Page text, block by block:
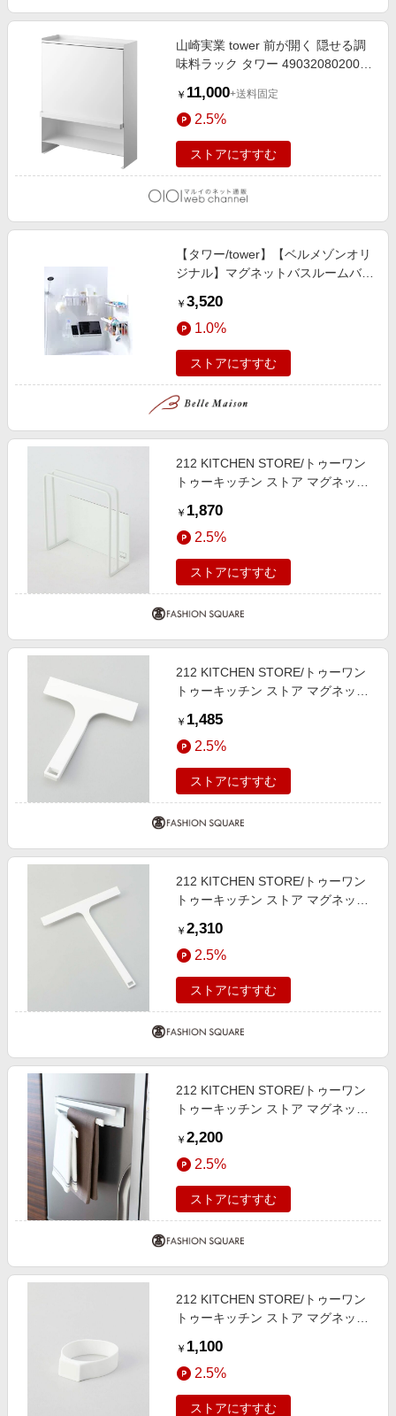
山崎実業 tower 前が開く 隠せる調
味料ラック タワー 4903208020091
￥ 11,000+送料固定
2.5%
ストアにすすむ
【タワー/tower】【ベルメゾンオリ
ジナル】マグネットバスルームバス
￥ 3,520
1.0%
ストアにすすむ
212 KITCHEN STORE/トゥーワン
トゥーキッチン ストア マグネット
＜tower タワー＞ その他 00(FREE)
￥ 1,870
2.5%
ストアにすすむ
212 KITCHEN STORE/トゥーワン
トゥーキッチン ストア マグネット
tower タワー＞ その他 00(FREE)
￥ 1,485
2.5%
ストアにすすむ
212 KITCHEN STORE/トゥーワン
トゥーキッチン ストア マグネット
tower タワー＞ その他 00(FREE)
￥ 2,310
2.5%
ストアにすすむ
212 KITCHEN STORE/トゥーワン
トゥーキッチン ストア マグネット
タワー＞ ホワイト(879) 00
￥ 2,200
2.5%
ストアにすすむ
212 KITCHEN STORE/トゥーワン
トゥーキッチン ストア マグネット
tower タワー＞ その他 00(FREE)
￥ 1,100
2.5%
ストアにすすむ